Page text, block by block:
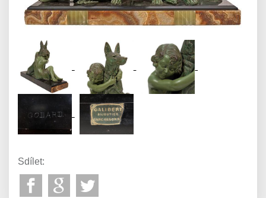
Sdílet: